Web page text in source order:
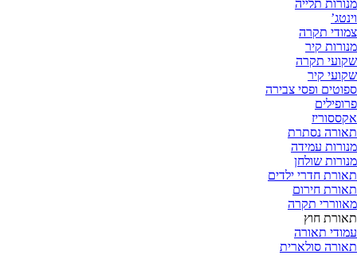
מנורות תלייה
וינטג’
צמודי תקרה
מנורות קיר
שקועי תקרה
שקועי קיר
ספוטים ופסי צבירה
פרופילים
אקססוריז
תאורה נסתרת
מנורות עמידה
מנורות שולחן
תאורת חדרי ילדים
תאורת חירום
מאווררי תקרה
תאורת חוץ
עמודי תאורה
תאורה סולארית